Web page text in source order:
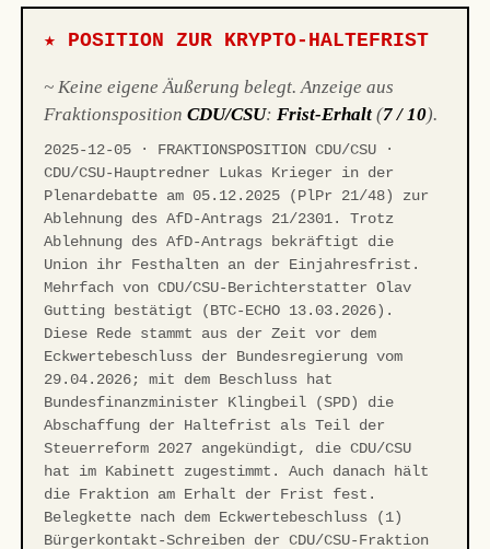
★ POSITION ZUR KRYPTO-HALTEFRIST
~ Keine eigene Äußerung belegt. Anzeige aus
FraktionspositionCDU/CSU:Frist-Erhalt (7 / 10).
2025-12-05 · FRAKTIONSPOSITION CDU/CSU ·
CDU/CSU-Hauptredner Lukas Krieger in der
Plenardebatte am 05.12.2025 (PlPr 21/48) zur
Ablehnung des AfD-Antrags 21/2301. Trotz
Ablehnung des AfD-Antrags bekräftigt die
Union ihr Festhalten an der Einjahresfrist.
Mehrfach von CDU/CSU-Berichterstatter Olav
Gutting bestätigt (BTC-ECHO 13.03.2026).
Diese Rede stammt aus der Zeit vor dem
Eckwertebeschluss der Bundesregierung vom
29.04.2026; mit dem Beschluss hat
Bundesfinanzminister Klingbeil (SPD) die
Abschaffung der Haltefrist als Teil der
Steuerreform 2027 angekündigt, die CDU/CSU
hat im Kabinett zugestimmt. Auch danach hält
die Fraktion am Erhalt der Frist fest.
Belegkette nach dem Eckwertebeschluss (1)
Bürgerkontakt-Schreiben der CDU/CSU-Fraktion